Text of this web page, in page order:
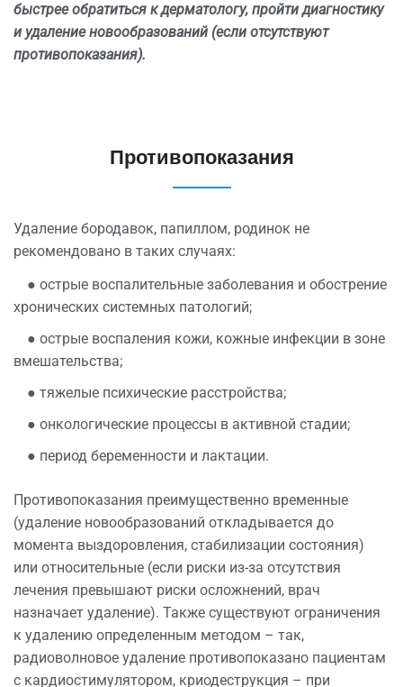
быстрее обратиться к дерматологу, пройти диагностику
и удаление новообразований (если отсутствуют
противопоказания).
Противопоказания
Удаление бородавок, папиллом, родинок не
рекомендовано в таких случаях:
● острые воспалительные заболевания и обострение
хронических системных патологий;
● острые воспаления кожи, кожные инфекции в зоне
вмешательства;
● тяжелые психические расстройства;
● онкологические процессы в активной стадии;
● период беременности и лактации.
Противопоказания преимущественно временные
(удаление новообразований откладывается до
момента выздоровления, стабилизации состояния)
или относительные (если риски из-за отсутствия
лечения превышают риски осложнений, врач
назначает удаление). Также существуют ограничения
к удалению определенным методом – так,
радиоволновое удаление противопоказано пациентам
с кардиостимулятором, криодеструкция – при